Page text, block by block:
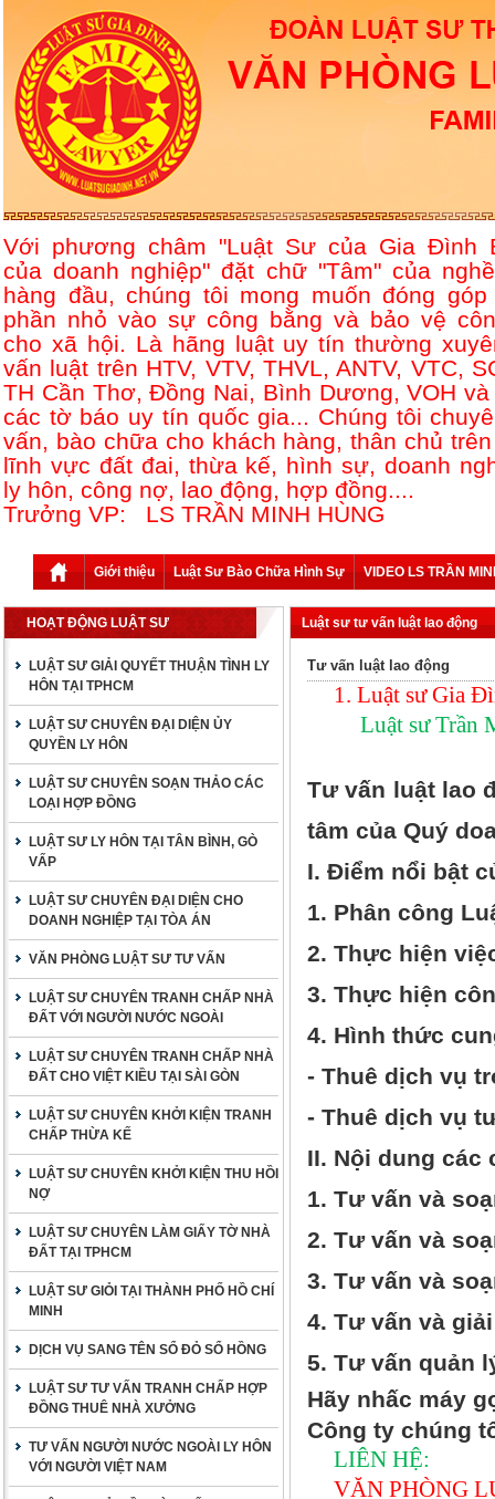
Với phương châm "Luật Sư của Gia Đình
của doanh nghiệp" đặt chữ "Tâm" của
hàng đầu, chúng tôi mong muốn đóng góp
phần nhỏ vào sự công bằng và bảo vệ
cho xã hội. Là hãng luật uy tín thường
vấn luật trên HTV, VTV, THVL, ANTV, VTC,
TH Cần Thơ, Đồng Nai, Bình Dương, VOH và
các tờ báo uy tín quốc gia... Chúng tôi
vấn, bào chữa cho khách hàng, thân chủ
lĩnh vực đất đai, thừa kế, hình sự, doanh
ly hôn, công nợ, lao động, hợp đồng....
Trưởng VP: LS TRẦN MINH HÙNG
Giới thiệu Luật Sư Bào Chữa Hình Sự VIDEO LS TRẦN
HOẠT ĐỘNG LUẬT SƯ
LUẬT SƯ GIẢI QUYẾT THUẬN TÌNH LY
HÔN TẠI TPHCM
LUẬT SƯ CHUYÊN ĐẠI DIỆN ỦY
QUYỀN LY HÔN
LUẬT SƯ CHUYÊN SOẠN THẢO CÁC
LOẠI HỢP ĐỒNG
LUẬT SƯ LY HÔN TẠI TÂN BÌNH, GÒ
VẤP
LUẬT SƯ CHUYÊN ĐẠI DIỆN CHO
DOANH NGHIỆP TẠI TÒA ÁN
VĂN PHÒNG LUẬT SƯ TƯ VẤN
LUẬT SƯ CHUYÊN TRANH CHẤP NHÀ
ĐẤT VỚI NGƯỜI NƯỚC NGOÀI
LUẬT SƯ CHUYÊN TRANH CHẤP NHÀ
ĐẤT CHO VIỆT KIỀU TẠI SÀI GÒN
LUẬT SƯ CHUYÊN KHỞI KIỆN TRANH
CHẤP THỪA KẾ
LUẬT SƯ CHUYÊN KHỞI KIỆN THU HỒI
NỢ
LUẬT SƯ CHUYÊN LÀM GIẤY TỜ NHÀ
ĐẤT TẠI TPHCM
LUẬT SƯ GIỎI TẠI THÀNH PHỐ HỒ CHÍ
MINH
DỊCH VỤ SANG TÊN SỔ ĐỎ SỔ HỒNG
LUẬT SƯ TƯ VẤN TRANH CHẤP HỢP
ĐỒNG THUÊ NHÀ XƯỞNG
TƯ VẤN NGƯỜI NƯỚC NGOÀI LY HÔN
VỚI NGƯỜI VIỆT NAM
Luật sư tư vấn luật lao động
Tư vấn luật lao động
1. Luật sư Gia
Luật sư Trần
Tư vấn luật lao
tâm của Quý
I. Điểm nổi bật
1. Phân công
2. Thực hiện
3. Thực hiện
4. Hình thức
- Thuê dịch vụ
- Thuê dịch vụ
II. Nội dung các
1. Tư vấn và
2. Tư vấn và
3. Tư vấn và
4. Tư vấn và
5. Tư vấn quản
Hãy nhấc máy
Công ty chúng
LIÊN HỆ:
VĂN PHÒNG